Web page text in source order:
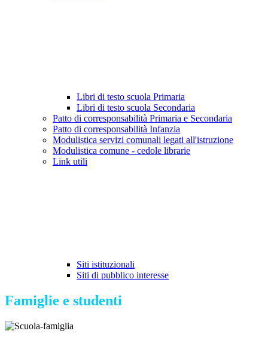
Libri di testo scuola Primaria
Libri di testo scuola Secondaria
Patto di corresponsabilità Primaria e Secondaria
Patto di corresponsabilità Infanzia
Modulistica servizi comunali legati all'istruzione
Modulistica comune - cedole librarie
Link utili
Siti istituzionali
Siti di pubblico interesse
Famiglie e studenti